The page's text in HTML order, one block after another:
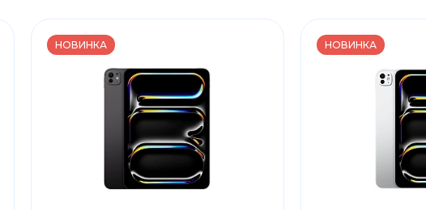
НОВИНКА НОВИНКА